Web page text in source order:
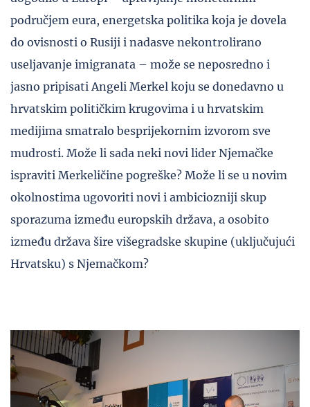
područjem eura, energetska politika koja je dovela
do ovisnosti o Rusiji i nadasve nekontrolirano
useljavanje imigranata – može se neposredno i
jasno pripisati Angeli Merkel koju se donedavno u
hrvatskim političkim krugovima i u hrvatskim
medijima smatralo besprijekornim izvorom sve
mudrosti. Može li sada neki novi lider Njemačke
ispraviti Merkeličine pogreške? Može li se u novim
okolnostima ugovoriti novi i ambiciozniji skup
sporazuma između europskih država, a osobito
između država šire višegradske skupine (uključujući
Hrvatsku) s Njemačkom?